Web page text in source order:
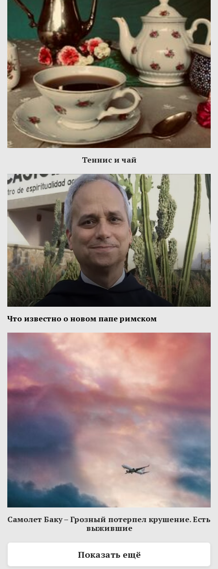
Теннис и чай
Что известно о новом папе римском
Самолет Баку – Грозный потерпел крушение. Есть
выжившие
Показать ещё